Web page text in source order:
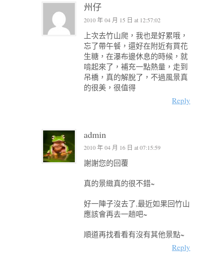
州仔
2010 年 04 月 15 日 at 12:57:02
上次去竹山爬，我也是好累哦，
忘了帶午餐，還好在附近有買花
生糖，在瀑布邊休息的時候，就
啃起來了，補充一點熱量，走到
吊橋，真的解脫了，不過風景真
的很美，很值得
Reply
admin
2010 年 04 月 16 日 at 07:15:59
謝謝您的回覆
真的景緻真的很不錯~
好一陣子沒去了,最近如果回竹山
應該會再去一趟吧~
順道再找看看有沒有其他景點~
Reply